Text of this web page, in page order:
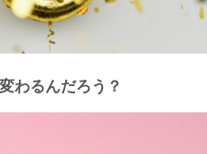
わるんだろう？